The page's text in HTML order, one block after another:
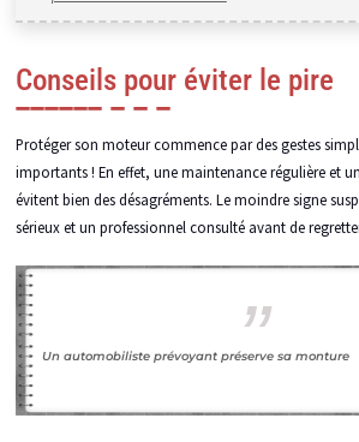
Conseils pour éviter le pire
Protéger son moteur commence par des gestes
importants ! En effet, une maintenance régulière et
évitent bien des désagréments. Le moindre signe
sérieux et un professionnel consulté avant de
Un automobiliste prévoyant préserve sa monture